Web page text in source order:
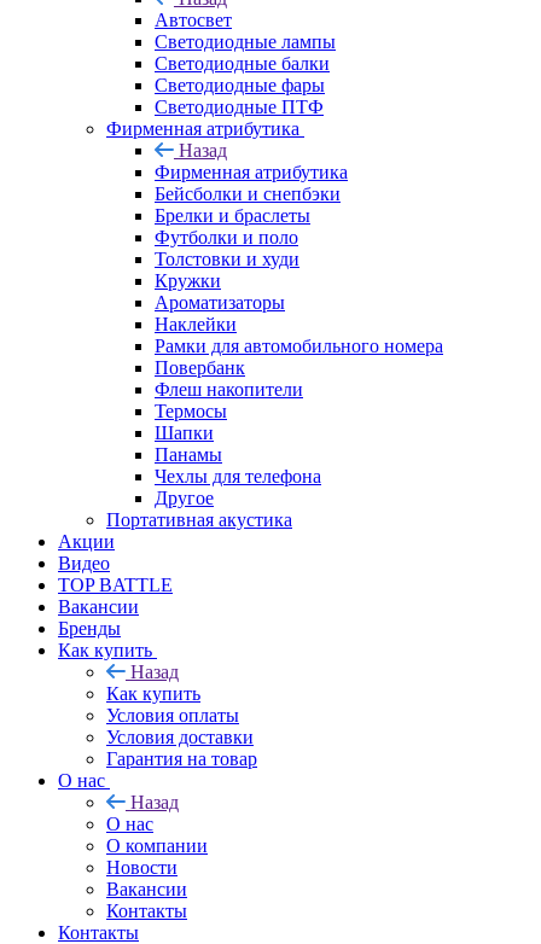
Автосвет
Светодиодные лампы
Светодиодные балки
Светодиодные фары
Светодиодные ПТФ
Фирменная атрибутика
Назад
Фирменная атрибутика
Бейсболки и снепбэки
Брелки и браслеты
Футболки и поло
Толстовки и худи
Кружки
Ароматизаторы
Наклейки
Рамки для автомобильного номера
Повербанк
Флеш накопители
Термосы
Шапки
Панамы
Чехлы для телефона
Другое
Портативная акустика
Акции
Видео
TOP BATTLE
Вакансии
Бренды
Как купить
Назад
Как купить
Условия оплаты
Условия доставки
Гарантия на товар
О нас
Назад
О нас
О компании
Новости
Вакансии
Контакты
Контакты